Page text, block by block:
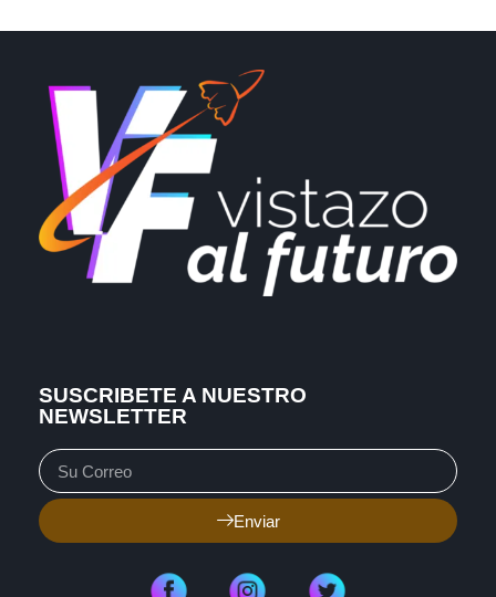
SUSCRIBETE A NUESTRO
NEWSLETTER
Enviar